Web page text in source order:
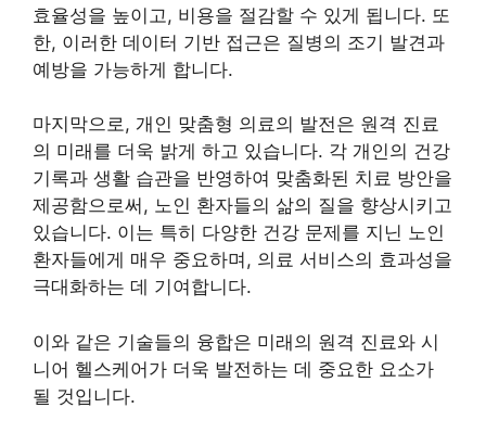
효율성을 높이고, 비용을 절감할 수 있게 됩니다. 또
한, 이러한 데이터 기반 접근은 질병의 조기 발견과
예방을 가능하게 합니다.
마지막으로, 개인 맞춤형 의료의 발전은 원격 진료
의 미래를 더욱 밝게 하고 있습니다. 각 개인의 건강
기록과 생활 습관을 반영하여 맞춤화된 치료 방안을
제공함으로써, 노인 환자들의 삶의 질을 향상시키고
있습니다. 이는 특히 다양한 건강 문제를 지닌 노인
환자들에게 매우 중요하며, 의료 서비스의 효과성을
극대화하는 데 기여합니다.
이와 같은 기술들의 융합은 미래의 원격 진료와 시
니어 헬스케어가 더욱 발전하는 데 중요한 요소가
될 것입니다.